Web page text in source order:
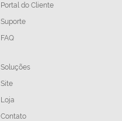
Portal do Cliente
Suporte
FAQ
Soluções
Site
Loja
Contato